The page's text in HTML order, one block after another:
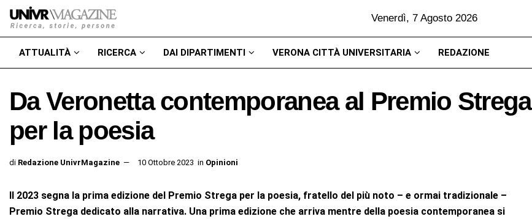
Venerdì, 7 Agosto 2026
ATTUALITÀ RICERCA DAI DIPARTIMENTI VERONA CITTÀ UNIVERSITARIA REDAZIONE
Da Veronetta contemporanea al Premio Strega
per la poesia
di Redazione UnivrMagazine 10 Ottobre 2023 in Opinioni
Il 2023 segna la prima edizione del Premio Strega per la poesia, fratello del più noto – e ormai tradizionale –
Premio Strega dedicato alla narrativa. Una prima edizione che arriva mentre della poesia contemporanea si